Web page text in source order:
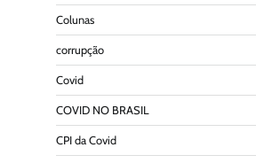
Colunas
corrupção
Covid
COVID NO BRASIL
CPI da Covid